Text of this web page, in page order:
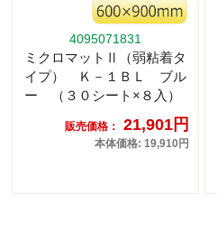
4095071831
ミクロマットⅡ（弱粘着タ
イプ） Ｋ－１ＢＬ ブル
ー （３０シート×８入）
販売価格： 21,901円
本体価格: 19,910円